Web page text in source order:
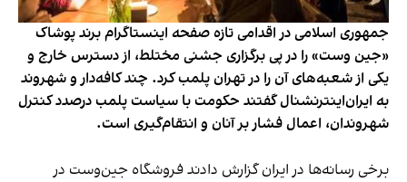
جمهوری اسلامی در اقدامی تازه صفحه اینستاگرام برند پوشاک
«جین وست» را در پی برگزاری جشنی مختلط، از دسترس خارج و
یکی از شعبه‌های آن را در تهران پلمب کرد. چند کافه‌‌دار و شهروند
به ایران‌اینترنشنال گفتند حکومت با سیاست پلمب درصدد کنترل
شهروندان، اعمال فشار بر آنان و انتقام‌گیری است.
برخی رسانه‌ها در ایران گزارش دادند فروشگاه جین‌وست در